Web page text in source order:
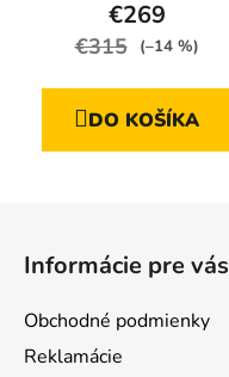
produktu
z
€269
€315 (–14 %)
DO KOŠÍKA
Informácie pre vás
Obchodné podmienky
Reklamácie